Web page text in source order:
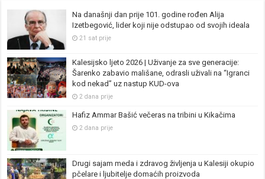
Na današnji dan prije 101. godine rođen Alija
Izetbegović, lider koji nije odstupao od svojih ideala
21 sat prije
Kalesijsko ljeto 2026 | Uživanje za sve generacije:
Šarenko zabavio mališane, odrasli uživali na “Igranci
kod nekad” uz nastup KUD-ova
2 dana prije
Hafiz Ammar Bašić večeras na tribini u Kikačima
2 dana prije
Drugi sajam meda i zdravog življenja u Kalesiji okupio
pčelare i ljubitelje domaćih proizvoda